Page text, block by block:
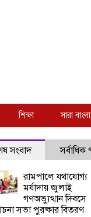
শিক্ষা সারা বাংলা
সংবাদ সর্বাধিক
রামপালে যথাযোগ্য
মর্যাদায় জুলাই
গণঅভ্যুত্থান দিবসে
সভা পুরষ্কার বিতরণ